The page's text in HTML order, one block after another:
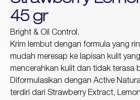
Protection
Wrinkles
Hair Problem
45 gr
Bright & Oil Control.
Krim lembut dengan formula yang
mudah meresap ke lapisan kulit
mencerahkan kulit dan tidak terasa
Diformulasikan dengan Active
terdiri dari Strawberry Extract,